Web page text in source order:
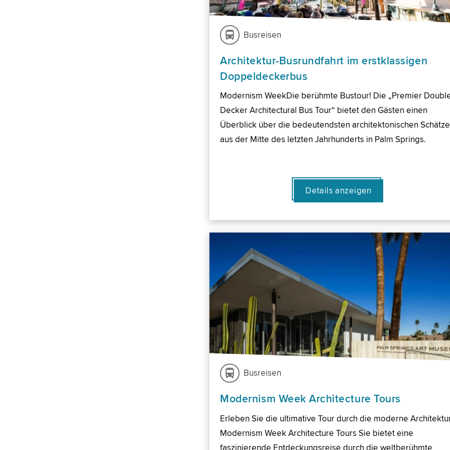
Busreisen
Architektur-Busrundfahrt im erstklassigen
Doppeldeckerbus
Modernism WeekDie berühmte Bustour! Die „Premier
Decker Architectural Bus Tour“ bietet den Gästen einen
Überblick über die bedeutendsten architektonischen Schätze
aus der Mitte des letzten Jahrhunderts in Palm Springs.
Details anzeigen
Busreisen
Modernism Week Architecture Tours
Erleben Sie die ultimative Tour durch die moderne
Modernism Week Architecture Tours Sie bietet eine
faszinierende Entdeckungsreise durch die weltberühmte